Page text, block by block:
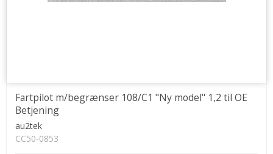
Fartpilot m/begrænser 108/C1 "Ny model" 1,2 til OE
Betjening
au2tek
CC50-0853